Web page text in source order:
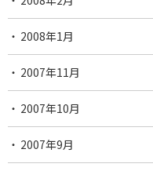
2008年1月
2007年11月
2007年10月
2007年9月